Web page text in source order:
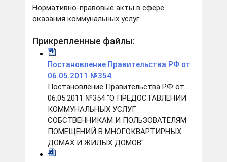
Нормативно-правовые акты в сфере
оказания коммунальных услуг
Прикрепленные файлы:
Постановление Правительства РФ от
06.05.2011 №354
Постановление Правительства РФ от
06.05.2011 №354 "О ПРЕДОСТАВЛЕНИИ
КОММУНАЛЬНЫХ УСЛУГ
СОБСТВЕННИКАМ И ПОЛЬЗОВАТЕЛЯМ
ПОМЕЩЕНИЙ В МНОГОКВАРТИРНЫХ
ДОМАХ И ЖИЛЫХ ДОМОВ"